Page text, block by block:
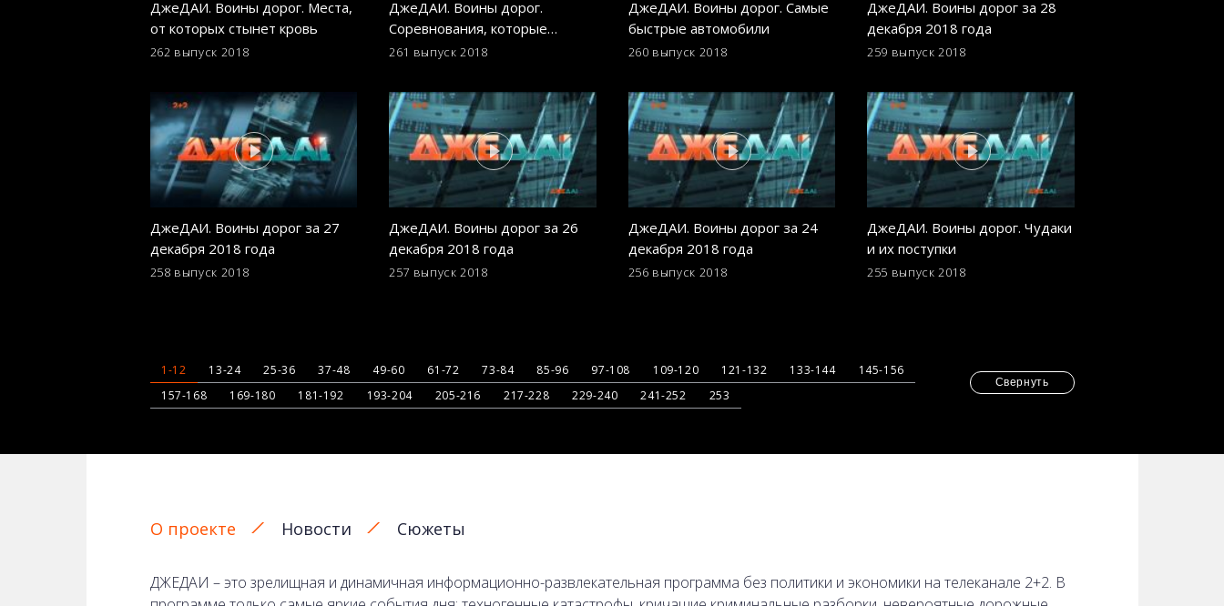
ДжеДАИ. Воины дорог. Места,
от которых стынет кровь
262 выпуск 2018
ДжеДАИ. Воины дорог.
Соревнования, которые
никогда не станут
261 выпуск 2018
ДжеДАИ. Воины дорог. Самые
быстрые автомобили
260 выпуск 2018
ДжеДАИ. Воины дорог за 28
декабря 2018 года
259 выпуск 2018
ДжеДАИ. Воины дорог за 27
декабря 2018 года
258 выпуск 2018
ДжеДАИ. Воины дорог за 26
декабря 2018 года
257 выпуск 2018
ДжеДАИ. Воины дорог за 24
декабря 2018 года
256 выпуск 2018
ДжеДАИ. Воины дорог. Чудаки
и их поступки
255 выпуск 2018
1-12 13-24 25-36 37-48 49-60 61-72 73-84 85-96 97-108 109-120 121-132 133-144
145-156
157-168
169-180 181-192 193-204 205-216 217-228 229-240 241-252 253
Свернуть
О проекте Новости Сюжеты
ДЖЕДАИ – это зрелищная и динамичная информационно-развлекательная программа без политики и экономики на телеканале 2+2. В